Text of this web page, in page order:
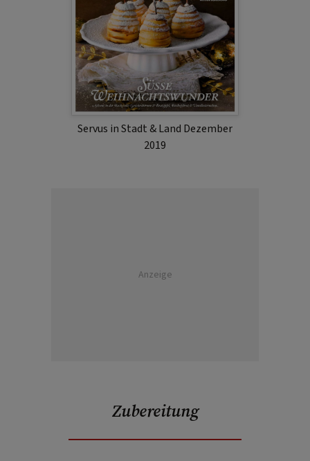
Servus in Stadt & Land Dezember
2019
Anzeige
Zubereitung